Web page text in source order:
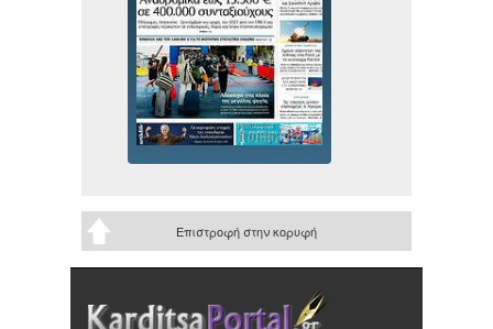
Επιστροφή στην κορυφή